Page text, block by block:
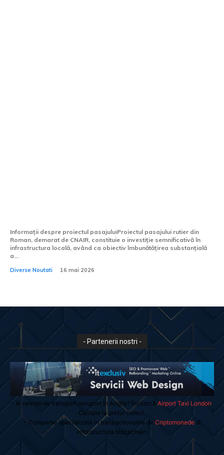
Informații despre proiectul pasajuluiProiectul pasajului rutier din
Roman, demarat de CNAIR, constituie o investiție semnificativă în
infrastructura locală, având ca obiectiv îmbunătățirea substanțială
a...
Diverse Noutati 16 mai 2026
- Partenerii nostri -
- Ai nevoie de transport aeroport in Anglia? Încearcă Airport Taxi London
Calitate la prețul corect.
- Companie specializata in tranzactionarea de Criptomonedesi
infrastructura blockchain.